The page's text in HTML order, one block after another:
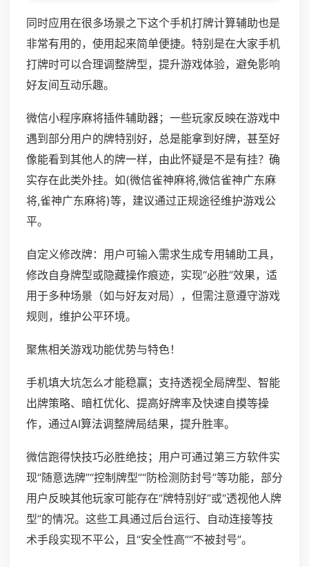
同时应用在很多场景之下这个手机打牌计算辅助也是
非常有用的，使用起来简单便捷。特别是在大家手机
打牌时可以合理调整牌型，提升游戏体验，避免影响
好友间互动乐趣。
微信小程序麻将插件辅助器；一些玩家反映在游戏中
遇到部分用户的牌特别好，总是能拿到好牌，甚至好
像能看到其他人的牌一样，由此怀疑是不是有挂？确
实存在此类外挂。如(微信雀神麻将,微信雀神广东麻
将,雀神广东麻将)等，建议通过正规途径维护游戏公
平。
自定义修改牌：用户可输入需求生成专用辅助工具，
修改自身牌型或隐藏操作痕迹，实现“必胜”效果，适
用于多种场景（如与好友对局），但需注意遵守游戏
规则，维护公平环境。
聚焦相关游戏功能优势与特色！
手机填大坑怎么才能稳赢；支持透视全局牌型、智能
出牌策略、暗杠优化、提高好牌率及快速自摸等操
作，通过AI算法调整牌局结果，提升胜率。
微信跑得快技巧必胜绝技；用户可通过第三方软件实
现“随意选牌”“控制牌型”“防检测防封号”等功能，部分
用户反映其他玩家可能存在“牌特别好”或“透视他人牌
型”的情况。这些工具通过后台运行、自动连接等技
术手段实现不平公，且“安全性高”“不被封号”。